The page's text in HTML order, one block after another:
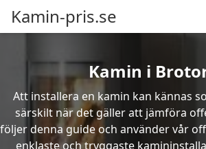
Kamin-pris.se
Kamin i
Att installera en kamin kan kännas
särskilt när det gäller att jämföra
följer denna guide och använder vår
enklaste och tryggaste